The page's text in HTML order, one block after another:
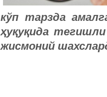
кўп тарзда
ҳуқуқида
жисмоний